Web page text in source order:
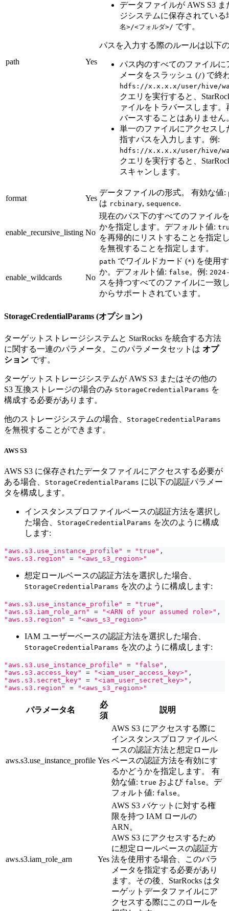
path Yes
データファイルが AWS S3
ジシステムに保存されてい
名>/<フォルダ>/ です。
パスを入力する際のルールは以下
パス内のすべてのファイル
メータをスラッシュ (/) で終
hdfs://x.x.x.x/user/hive/
クエリを実行すると、
ァイルをトラバースします
バースすることはありません
単一のファイルにアクセス
指すパスを入力します。例:
hdfs://x.x.x.x/user/hive/
クエリを実行すると、
スキャンします。
format Yes
データファイルの形式。 有効な値:
は rcbinary, sequence.
enable_recursive_listing No
現在のパス下のすべてのファイル
かを指定します。デフォルト値:
を再帰的にリストすることを指定
を無視することを指定します。
enable_wildcards No
path でワイルドカード (*) を使用
か。デフォルト値: false 。例:
スを持つすべてのファイルに一致
からサポートされています。
StorageCredentialParams (オプション)
ターゲットストレージシステムと StarRocks を統合する方法
に関する一連のパラメータ。このパラメータセットは オプ
ション です。
ターゲットストレージシステムが AWS S3 またはその他の
S3 互換ストレージの場合のみ StorageCredentialParams を
構成する必要があります。
他のストレージシステムの場合、 StorageCredentialParams
を無視することができます。
AWS S3
AWS S3 に保存されたデータファイルにアクセスする必要が
ある場合、
StorageCredentialParams に以下の認証パラメー
タを構成します。
インスタンスプロファイルベースの認証方法を選択し
た場合、
StorageCredentialParams を次のように構成
します:
"aws.s3.use_instance_profile" = "true" ,
"aws.s3.region"
= "<aws_s3_region>"
想定ロールベースの認証方法を選択した場合、
StorageCredentialParams を次のように構成します:
"aws.s3.use_instance_profile" = "true" ,
"aws.s3.iam_role_arn"
= "<ARN of your assumed role>" ,
"aws.s3.region"
= "<aws_s3_region>"
IAM ユーザーベースの認証方法を選択した場合、
StorageCredentialParams を次のように構成します:
"aws.s3.use_instance_profile" = "false" ,
"aws.s3.access_key"
= "<iam_user_access_key>" ,
"aws.s3.secret_key"
= "<iam_user_secret_key>" ,
"aws.s3.region"
= "<aws_s3_region>"
パラメータ名
必
須
説明
aws.s3.use_instance_profile Yes
AWS S3 にアクセスする際に
インスタンスプロファイルベ
ースの認証方法と想定ロール
ベースの認証方法を有効にす
るかどうかを指定します。 有
効な値: true および false 。デ
フォルト値: false 。
aws.s3.iam_role_arn Yes
AWS S3 バケットに対する権
限を持つ IAM ロールの
ARN。
AWS S3 にアクセスするため
に想定ロールベースの認証方
法を使用する場合、このパラ
メータを指定する必要があり
ます。その後、StarRocks はタ
ーゲットデータファイルにア
クセスする際にこのロールを